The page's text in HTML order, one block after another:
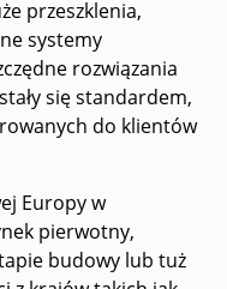
przeszklenia,
systemy
rozwiązania
się standardem,
do klientów
Europy w
pierwotny,
budowy lub tuż